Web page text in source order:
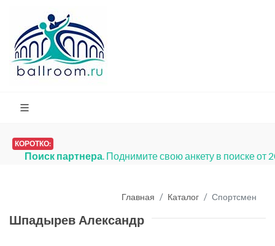
КОРОТКО:
Поиск партнера. Поднимите свою анкету в поиске от
Главная Каталог Спортсмен
Шпадырев Александр